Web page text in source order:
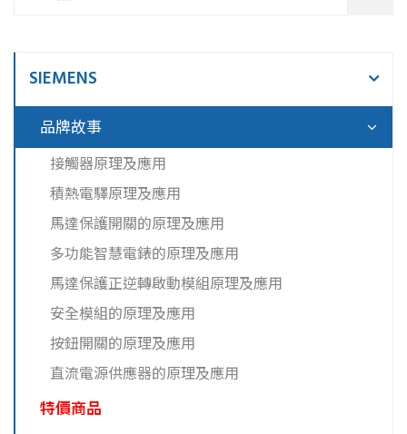
SIEMENS
品牌故事
接觸器原理及應用
積熱電驛原理及應用
馬達保護開關的原理及應用
多功能智慧電錶的原理及應用
馬達保護正逆轉啟動模組原理及應用
安全模組的原理及應用
按鈕開關的原理及應用
直流電源供應器的原理及應用
特價商品